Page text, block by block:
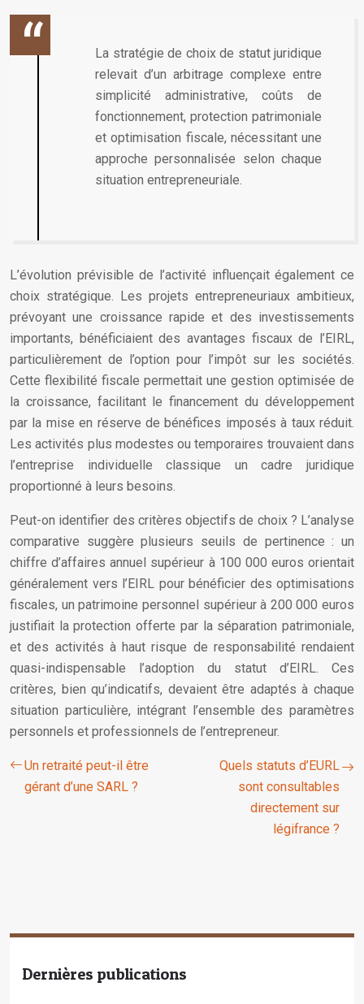
La stratégie de choix de statut juridique
relevait d’un arbitrage complexe entre
simplicité administrative, coûts de
fonctionnement, protection patrimoniale
et optimisation fiscale, nécessitant une
approche personnalisée selon chaque
situation entrepreneuriale.
L’évolution prévisible de l’activité influençait également ce
choix stratégique. Les projets entrepreneuriaux ambitieux,
prévoyant une croissance rapide et des investissements
importants, bénéficiaient des avantages fiscaux de l’EIRL,
particulièrement de l’option pour l’impôt sur les sociétés.
Cette flexibilité fiscale permettait une gestion optimisée de
la croissance, facilitant le financement du développement
par la mise en réserve de bénéfices imposés à taux réduit.
Les activités plus modestes ou temporaires trouvaient dans
l’entreprise individuelle classique un cadre juridique
proportionné à leurs besoins.
Peut-on identifier des critères objectifs de choix ? L’analyse
comparative suggère plusieurs seuils de pertinence : un
chiffre d’affaires annuel supérieur à 100 000 euros orientait
généralement vers l’EIRL pour bénéficier des optimisations
fiscales, un patrimoine personnel supérieur à 200 000 euros
justifiait la protection offerte par la séparation patrimoniale,
et des activités à haut risque de responsabilité rendaient
quasi-indispensable l’adoption du statut d’EIRL. Ces
critères, bien qu’indicatifs, devaient être adaptés à chaque
situation particulière, intégrant l’ensemble des paramètres
personnels et professionnels de l’entrepreneur.
Un retraité peut-il être
gérant d’une SARL ?
Quels statuts d’EURL
sont consultables
directement sur
légifrance ?
Dernières publications